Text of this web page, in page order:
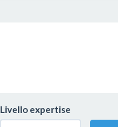
Livello expertise